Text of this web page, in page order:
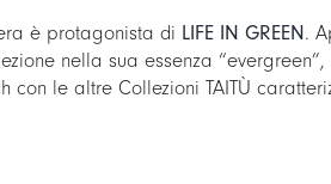
è protagonista di LIFE IN GREEN.
nella sua essenza
con le altre Collezioni TAITÙ